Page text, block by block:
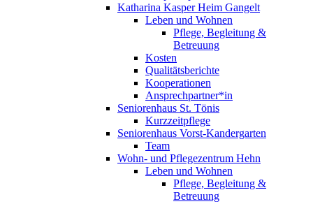
Katharina Kasper Heim Gangelt
Leben und Wohnen
Pflege, Begleitung &
Betreuung
Kosten
Qualitätsberichte
Kooperationen
Ansprechpartner*in
Seniorenhaus St. Tönis
Kurzzeitpflege
Seniorenhaus Vorst-Kandergarten
Team
Wohn- und Pflegezentrum Hehn
Leben und Wohnen
Pflege, Begleitung &
Betreuung